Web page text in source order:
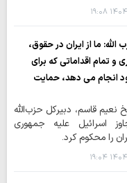
۱۹:۰۸
الله: ما از ایران در حقوق،
و تمام اقداماتی که برای
انجام می دهد، حمایت
نعیم قاسم، دبیرکل حزب‌الله
اسرائیل علیه جمهوری
را محکوم کرد.
۱۹:۰۴